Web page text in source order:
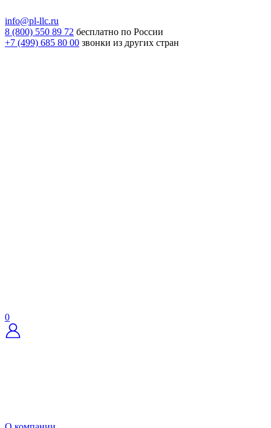
info@pl-llc.ru
8 (800) 550 89 72 бесплатно по России
+7 (499) 685 80 00 звонки из других стран
0